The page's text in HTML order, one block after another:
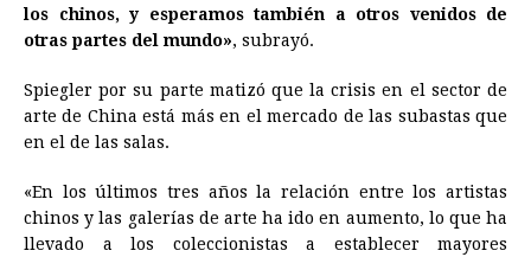
los chinos, y esperamos también a otros venidos de
otras partes del mundo», subrayó.
Spiegler por su parte matizó que la crisis en el sector de
arte de China está más en el mercado de las subastas que
en el de las salas.
«En los últimos tres años la relación entre los artistas
chinos y las galerías de arte ha ido en aumento, lo que ha
llevado a los coleccionistas a establecer mayores